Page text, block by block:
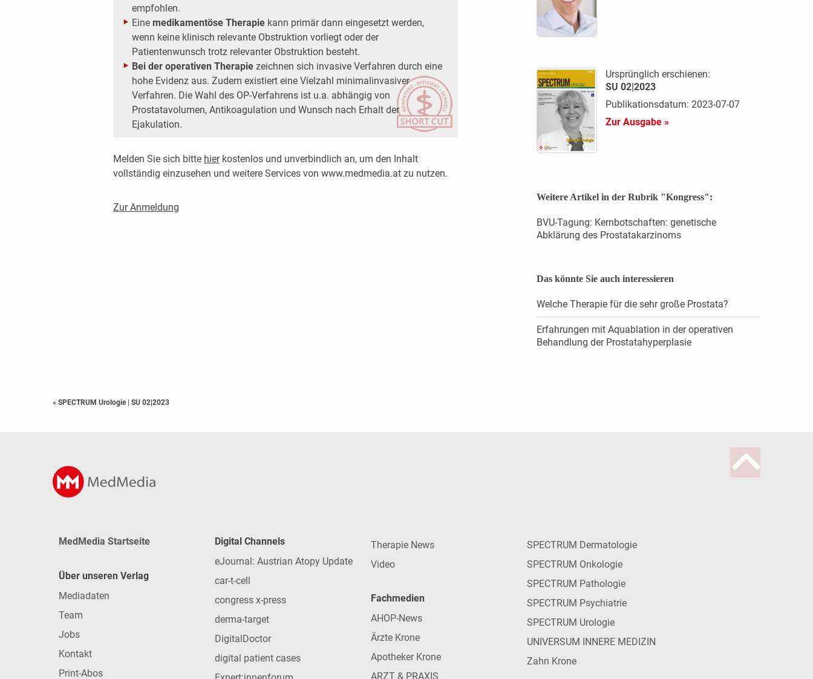
empfohlen.
Einemedikamentöse Therapiekann primär dann eingesetzt werden,
wenn keine klinisch relevante Obstruktion vorliegt oder der
Patientenwunsch trotz relevanter Obstruktion besteht.
Bei der operativen Therapiezeichnen sich invasive Verfahren durch eine
hohe Evidenz aus. Zudem existiert eine Vielzahl minimalinvasiver
Verfahren. Die Wahl des OP-Verfahrens ist u.a. abhängig von
Prostatavolumen, Antikoagulation und Wunsch nach Erhalt der
Ejakulation.
Melden Sie sich bitte hierkostenlos und unverbindlich an, um den Inhalt
vollständig einzusehen und weitere Services von www.medmedia.at zu nutzen.
Zur Anmeldung
Ursprünglich erschienen:
SU 02|2023
Publikationsdatum: 2023-07-07
Zur Ausgabe »
Weitere Artikel in der Rubrik "Kongress":
BVU-Tagung: Kernbotschaften: genetische
Abklärung des Prostatakarzinoms
Das könnte Sie auch interessieren
Welche Therapie für die sehr große Prostata?
Erfahrungen mit Aquablation in der operativen
Behandlung der Prostatahyperplasie
« SPECTRUM Urologie SU 02|2023
MedMedia Startseite
Über unseren Verlag
Mediadaten
Team
Jobs
Kontakt
Print-Abos
Digital Channels
eJournal: Austrian Atopy Update
car-t-cell
congress x-press
derma-target
DigitalDoctor
digital patient cases
Therapie News
Video
Fachmedien
AHOP-News
Ärzte Krone
Apotheker Krone
ARZT & PRAXIS
SPECTRUM Dermatologie
SPECTRUM Onkologie
SPECTRUM Pathologie
SPECTRUM Psychiatrie
SPECTRUM Urologie
UNIVERSUM INNERE MEDIZIN
Zahn Krone